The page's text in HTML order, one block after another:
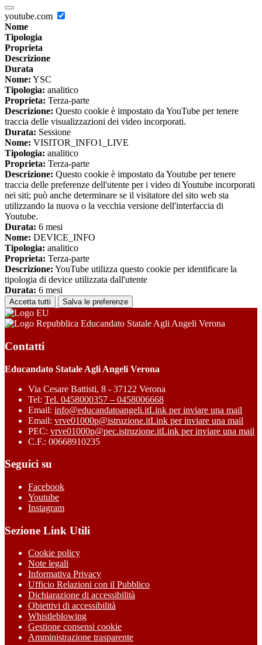
youtube.com
Nome
Tipologia
Proprieta
Descrizione
Durata
Nome: YSC
Tipologia: analitico
Proprieta: Terza-parte
Descrizione: Questo cookie è impostato da YouTube per tenere
traccia delle visualizzazioni dei video incorporati.
Durata: Sessione
Nome: VISITOR_INFO1_LIVE
Tipologia: analitico
Proprieta: Terza-parte
Descrizione: Questo cookie è impostato da Youtube per tenere
traccia delle preferenze dell'utente per i video di Youtube incorporati
nei siti; può anche determinare se il visitatore del sito web sta
utilizzando la nuova o la vecchia versione dell'interfaccia di
Youtube.
Durata: 6 mesi
Nome: DEVICE_INFO
Tipologia: analitico
Proprieta: Terza-parte
Descrizione: YouTube utilizza questo cookie per identificare la
tipologia di device utilizzata dall'utente
Durata: 6 mesi
Accetta tutti Salva le preferenze
Educandato Statale Agli Angeli Verona
Contatti
Educandato Statale Agli Angeli Verona
Via Cesare Battisti, 8 - 37122 Verona
Tel: Tel. 0458000357 – 0458006668
Email: info@educandatoangeli.itLink per inviare una mail
Email: vrve01000p@istruzione.itLink per inviare una mail
PEC: vrve01000p@pec.istruzione.itLink per inviare una mail
C.F.: 00668910235
Seguici su
Facebook
Youtube
Instagram
Sezione Link Utili
Cookie policy
Note legali
Informativa Privacy
Ufficio Relazioni con il Pubblico
Dichiarazione di accessibilità
Obiettivi di accessibilità
Whistleblowing
Gestione consensi cookie
Amministrazione trasparente